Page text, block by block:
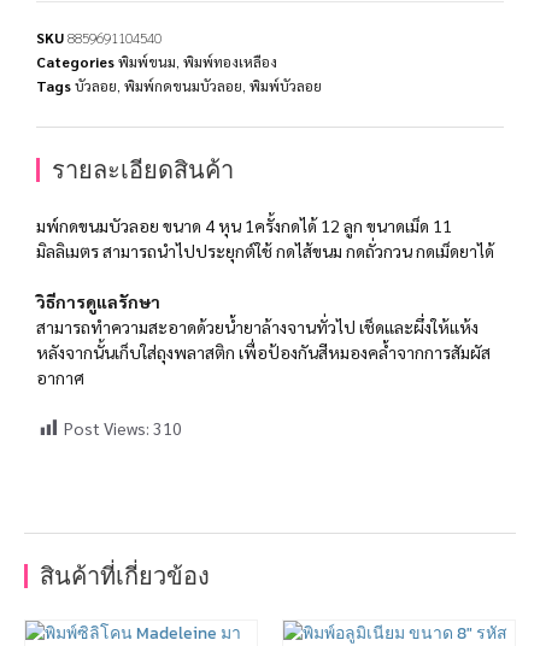
SKU8859691104540
Categoriesพิมพ์ขนม พิมพ์ทองเหลือง
Tagsบัวลอย พิมพ์กดขนมบัวลอย พิมพ์บัวลอย
รายละเอียดสินค้า
มพ์กดขนมบัวลอย ขนาด 4 หุน 1ครั้งกดได้ 12 ลูก ขนาดเม็ด 11
มิลลิเมตร สามารถนำไปประยุกต์ใช้ กดไส้ขนม กดถั่วกวน กดเม็ดยาได้
วิธีการดูแลรักษา
สามารถทำความสะอาดด้วยน้ำยาล้างจานทั่วไป เช็ดและผึ่งให้แห้ง
หลังจากนั้นเก็บใส่ถุงพลาสติก เพื่อป้องกันสีหมองคล้ำจากการสัมผัส
อากาศ
Post Views: 310
สินค้าที่เกี่ยวข้อง